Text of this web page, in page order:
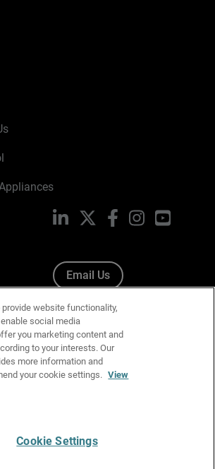
LinkedIn FacebookInstagramYouTube
Email Us
website functionality,
social media
you marketing content and
to your interests. Our
more information and
your cookie settings. View
Cookie Settings